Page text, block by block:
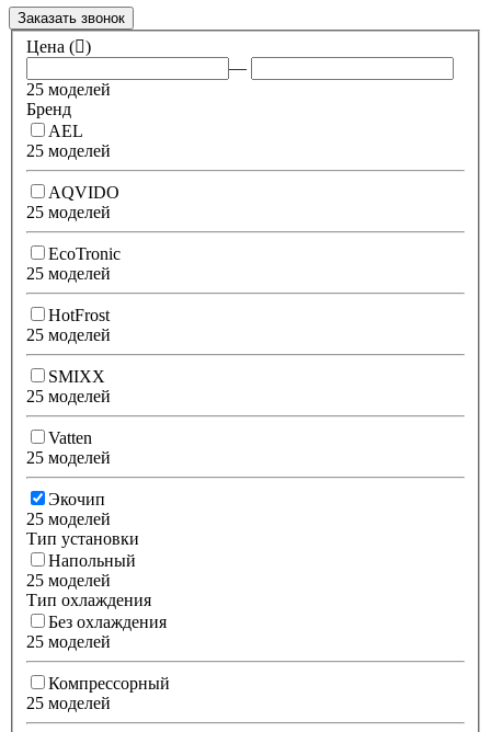
Заказать звонок
Цена ( )
—
25 моделей
Бренд
AEL
25 моделей
AQVIDO
25 моделей
EcoTronic
25 моделей
HotFrost
25 моделей
SMIXX
25 моделей
Vatten
25 моделей
Экочип
25 моделей
Тип установки
Напольный
25 моделей
Тип охлаждения
Без охлаждения
25 моделей
Компрессорный
25 моделей